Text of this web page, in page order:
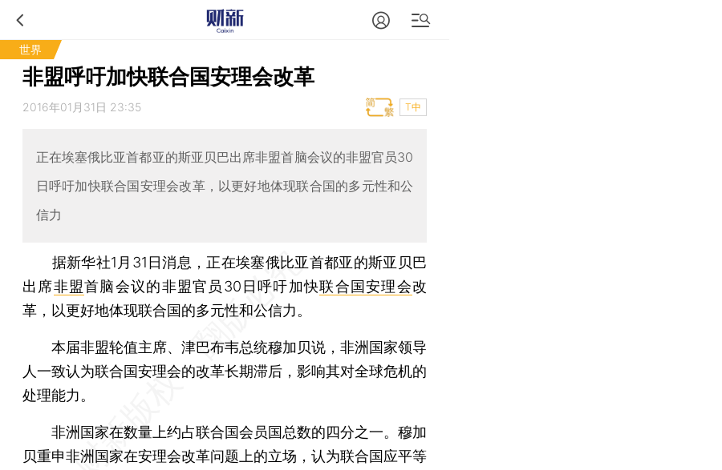
世界
非盟呼吁加快联合国安理会改革
2016年01月31日 23:35 T中
正在埃塞俄比亚首都亚的斯亚贝巴出席非盟首脑会议的非盟官员30
日呼吁加快联合国安理会改革，以更好地体现联合国的多元性和公
信力
据新华社1月31日消息，正在埃塞俄比亚首都亚的斯亚贝巴
出席非盟首脑会议的非盟官员30日呼吁加快联合国安理会改
革，以更好地体现联合国的多元性和公信力。
本届非盟轮值主席、津巴布韦总统穆加贝说，非洲国家领导
人一致认为联合国安理会的改革长期滞后，影响其对全球危机的
处理能力。
非洲国家在数量上约占联合国会员国总数的四分之一。穆加
贝重申非洲国家在安理会改革问题上的立场，认为联合国应平等